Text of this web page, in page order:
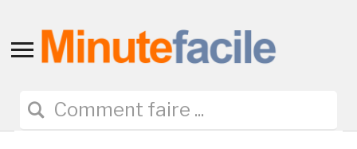
Toggle
navigation